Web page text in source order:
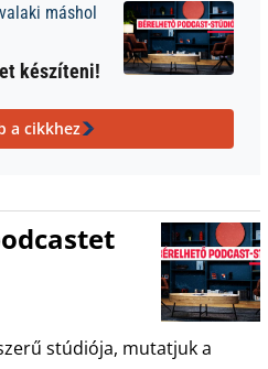
máshol
készíteni!
a cikkhez
stúdiója, mutatjuk a